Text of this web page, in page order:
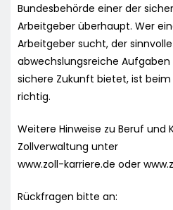
Bundesbehörde einer der
Arbeitgeber überhaupt. Wer
Arbeitgeber sucht, der
abwechslungsreiche Aufgaben
sichere Zukunft bietet, ist beim
richtig.
Weitere Hinweise zu Beruf und
Zollverwaltung unter
www.zoll-karriere.de oder
Rückfragen bitte an: